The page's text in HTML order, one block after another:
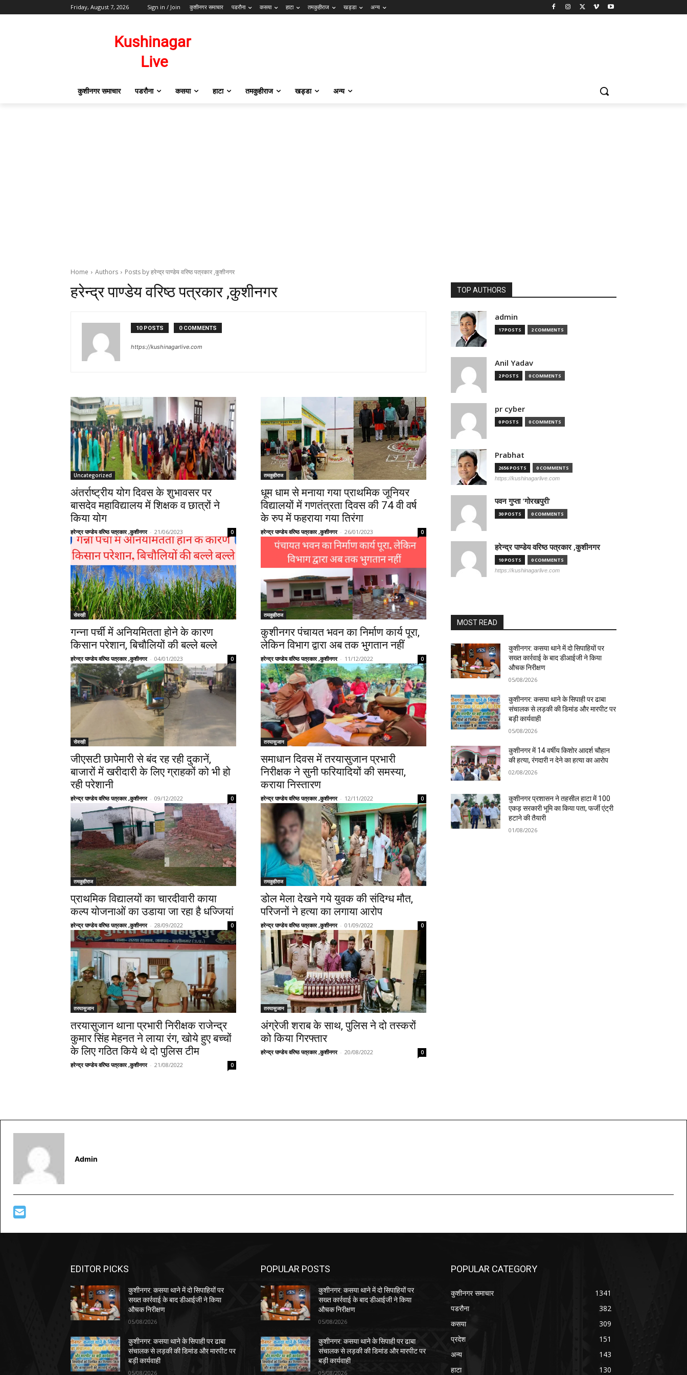
Friday, August 7, 2026 Sign in / Join कुशीनगर समाचार पडरौना कसया हाटा तमकुहीराज खड्डा अन्य
कुशीनगर समाचार पडरौना कसया हाटा तमकुहीराज खड्डा अन्य
Home Authors Posts by हरेन्द्र पाण्डेय वरिष्ठ पत्रकार ,कुशीनगर
हरेन्द्र पाण्डेय वरिष्ठ पत्रकार ,कुशीनगर
10 POSTS 0 COMMENTS
https://kushinagarlive.com
Uncategorized
अंतर्राष्ट्रीय योग दिवस के शुभावसर पर
बासदेव महाविद्यालय में शिक्षक व छात्रों ने
किया योग
हरेन्द्र पाण्डेय वरिष्ठ पत्रकार ,कुशीनगर - 21/06/2023 0
तमकुहीराज
धूम धाम से मनाया गया प्राथमिक जूनियर
विद्यालयों में गणतंत्रता दिवस की 74 वी वर्ष
के रुप में फहराया गया तिरंगा
हरेन्द्र पाण्डेय वरिष्ठ पत्रकार ,कुशीनगर - 26/01/2023 0
सेवरही
गन्ना पर्ची में अनियमितता होने के कारण
किसान परेशान, बिचौलियों की बल्ले बल्ले
हरेन्द्र पाण्डेय वरिष्ठ पत्रकार ,कुशीनगर - 04/01/2023 0
तमकुहीराज
कुशीनगर पंचायत भवन का निर्माण कार्य पूरा,
लेकिन विभाग द्वारा अब तक भुगतान नहीं
हरेन्द्र पाण्डेय वरिष्ठ पत्रकार ,कुशीनगर - 11/12/2022 0
सेवरही
जीएसटी छापेमारी से बंद रह रही दुकानें,
बाजारों में खरीदारी के लिए ग्राहकों को भी हो
रही परेशानी
हरेन्द्र पाण्डेय वरिष्ठ पत्रकार ,कुशीनगर - 09/12/2022 0
तरयासुजान
समाधान दिवस में तरयासुजान प्रभारी
निरीक्षक ने सुनी फरियादियों की समस्या,
कराया निस्तारण
हरेन्द्र पाण्डेय वरिष्ठ पत्रकार ,कुशीनगर - 12/11/2022 0
तमकुहीराज
प्राथमिक विद्यालयों का चारदीवारी काया
कल्प योजनाओं का उडाया जा रहा है धज्जियां
हरेन्द्र पाण्डेय वरिष्ठ पत्रकार ,कुशीनगर - 28/09/2022 0
तमकुहीराज
डोल मेला देखने गये युवक की संदिग्ध मौत,
परिजनों ने हत्या का लगाया आरोप
हरेन्द्र पाण्डेय वरिष्ठ पत्रकार ,कुशीनगर - 01/09/2022 0
तरयासुजान
तरयासुजान थाना प्रभारी निरीक्षक राजेन्द्र
कुमार सिंह मेहनत ने लाया रंग, खोये हुए बच्चों
के लिए गठित किये थे दो पुलिस टीम
हरेन्द्र पाण्डेय वरिष्ठ पत्रकार ,कुशीनगर - 21/08/2022 0
तरयासुजान
अंग्रेजी शराब के साथ, पुलिस ने दो तस्करों
को किया गिरफ्तार
हरेन्द्र पाण्डेय वरिष्ठ पत्रकार ,कुशीनगर - 20/08/2022 0
TOP AUTHORS
admin
17 POSTS 2 COMMENTS
Anil Yadav
2 POSTS 0 COMMENTS
pr cyber
0 POSTS 0 COMMENTS
Prabhat
2656 POSTS 0 COMMENTS
https://kushinagarlive.com
पवन गुप्ता 'गोरखपुरी'
30 POSTS 0 COMMENTS
हरेन्द्र पाण्डेय वरिष्ठ पत्रकार ,कुशीनगर
10 POSTS 0 COMMENTS
https://kushinagarlive.com
MOST READ
कुशीनगर: कसया थाने में दो सिपाहियों पर
सख्त कार्रवाई के बाद डीआईजी ने किया
औचक निरीक्षण
05/08/2026
कुशीनगर: कसया थाने के सिपाही पर ढाबा
संचालक से लड़की की डिमांड और मारपीट पर
बड़ी कार्यवाही
05/08/2026
कुशीनगर में 14 वर्षीय किशोर आदर्श चौहान
की हत्या, रंगदारी न देने का हत्या का आरोप
02/08/2026
कुशीनगर प्रशासन ने तहसील हाटा में 100
एकड़ सरकारी भूमि का किया पता, फर्जी एंट्री
हटाने की तैयारी
01/08/2026
Admin
EDITOR PICKS
कुशीनगर: कसया थाने में दो सिपाहियों पर
सख्त कार्रवाई के बाद डीआईजी ने किया
औचक निरीक्षण
05/08/2026
कुशीनगर: कसया थाने के सिपाही पर ढाबा
संचालक से लड़की की डिमांड और मारपीट पर
बड़ी कार्यवाही
05/08/2026
POPULAR POSTS
कुशीनगर: कसया थाने में दो सिपाहियों पर
सख्त कार्रवाई के बाद डीआईजी ने किया
औचक निरीक्षण
05/08/2026
कुशीनगर: कसया थाने के सिपाही पर ढाबा
संचालक से लड़की की डिमांड और मारपीट पर
बड़ी कार्यवाही
05/08/2026
POPULAR CATEGORY
कुशीनगर समाचार
1341
पडरौना
382
कसया
309
प्रदेश
151
अन्य
143
हाटा
130